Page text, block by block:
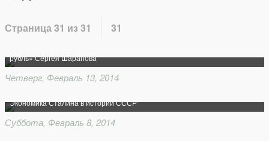
Страница 31 из 31 31
рубль» Сергея Шарапова
Четверг, Февраль 13, 2014
Экономика Сталина в истории СССР
Суббота, Февраль 8, 2014